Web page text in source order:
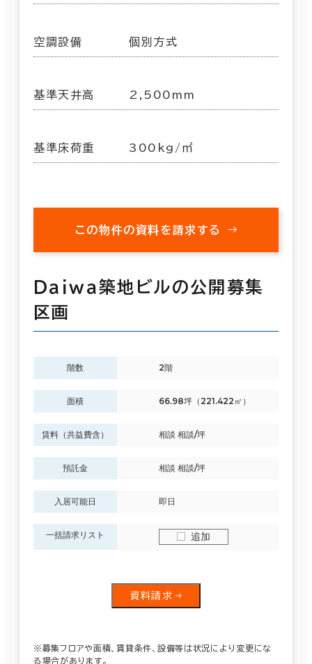
空調設備 個別方式
基準天井高 2,500mm
基準床荷重 300kg/㎡
この物件の資料を請求する
Ｄａｉｗａ築地ビルの公開募集
区画
階数 2階
面積 66.98坪（221.422㎡）
賃料（共益費含） 相談 相談/坪
預託金 相談 相談/坪
入居可能日 即日
一括請求リスト 追加
資料請求
※募集フロアや面積、賃貸条件、設備等は状況により変更にな
る場合があります。